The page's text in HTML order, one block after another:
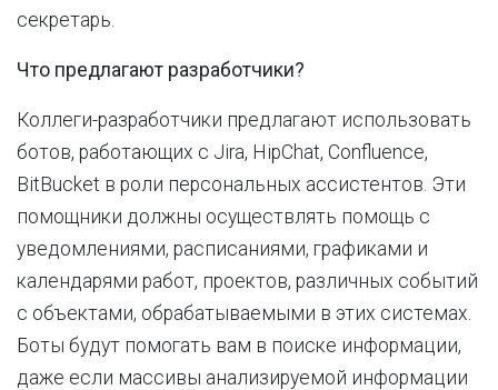
секретарь.
Что предлагают разработчики?
Коллеги-разработчики предлагают использовать
ботов, работающих с Jira, HipChat, Confluence,
BitBucket в роли персональных ассистентов. Эти
помощники должны осуществлять помощь с
уведомлениями, расписаниями, графиками и
календарями работ, проектов, различных событий
с объектами, обрабатываемыми в этих системах.
Боты будут помогать вам в поиске информации,
даже если массивы анализируемой информации